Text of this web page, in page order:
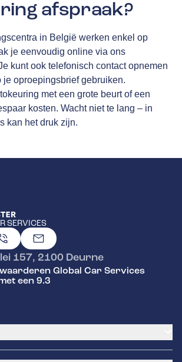
afspraak?
in België werken enkel op
je eenvoudig online via ons
kunt ook telefonisch contact opnemen
je oproepingsbrief gebruiken.
met een grote beurt of een
kosten. Wacht niet te lang – in
kan het druk zijn.
SERVICES
157, 2100 Deurne
Global Car Services
een 9.3